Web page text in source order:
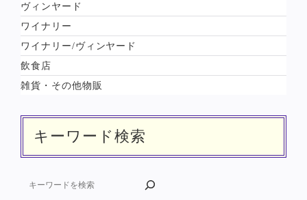
ヴィンヤード
ワイナリー
ワイナリー/ヴィンヤード
飲食店
雑貨・その他物販
キーワード検索